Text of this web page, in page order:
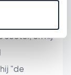
sector, en hij
"de